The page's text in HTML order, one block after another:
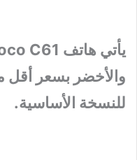
للنسخة الأساسية.